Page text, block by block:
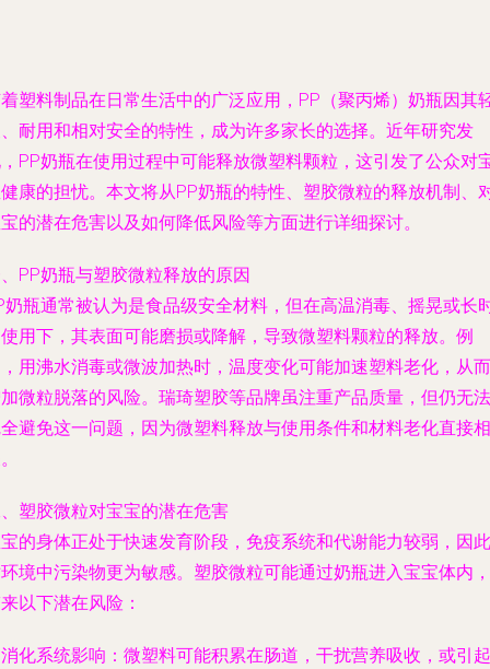
塑料制品在日常生活中的广泛应用，PP（聚丙烯）奶瓶因其
耐用和相对安全的特性，成为许多家长的选择。近年研究发
PP奶瓶在使用过程中可能释放微塑料颗粒，这引发了公众对
康的担忧。本文将从PP奶瓶的特性、塑胶微粒的释放机制、
的潜在危害以及如何降低风险等方面进行详细探讨。
PP奶瓶与塑胶微粒释放的原因
奶瓶通常被认为是食品级安全材料，但在高温消毒、摇晃或长
用下，其表面可能磨损或降解，导致微塑料颗粒的释放。例
用沸水消毒或微波加热时，温度变化可能加速塑料老化，从而
微粒脱落的风险。瑞琦塑胶等品牌虽注重产品质量，但仍无法
避免这一问题，因为微塑料释放与使用条件和材料老化直接相
塑胶微粒对宝宝的潜在危害
的身体正处于快速发育阶段，免疫系统和代谢能力较弱，因此
境中污染物更为敏感。塑胶微粒可能通过奶瓶进入宝宝体内，
以下潜在风险：
化系统影响：微塑料可能积累在肠道，干扰营养吸收，或引起